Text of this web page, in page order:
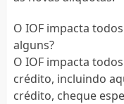
O IOF impacta
alguns?
O IOF impacta
crédito, incluindo
crédito, cheque